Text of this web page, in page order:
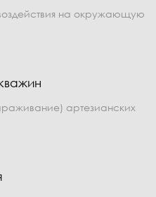
на окружающую
артезианских